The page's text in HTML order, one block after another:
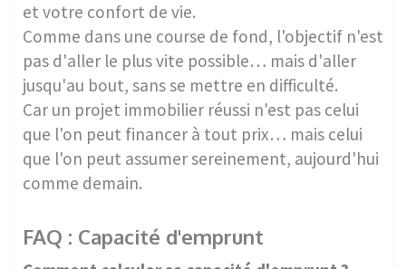
et votre confort de vie.
Comme dans une course de fond, l'objectif n'est
pas d'aller le plus vite possible… mais d'aller
jusqu'au bout, sans se mettre en difficulté.
Car un projet immobilier réussi n'est pas celui
que l'on peut financer à tout prix… mais celui
que l'on peut assumer sereinement, aujourd'hui
comme demain.
FAQ : Capacité d'emprunt